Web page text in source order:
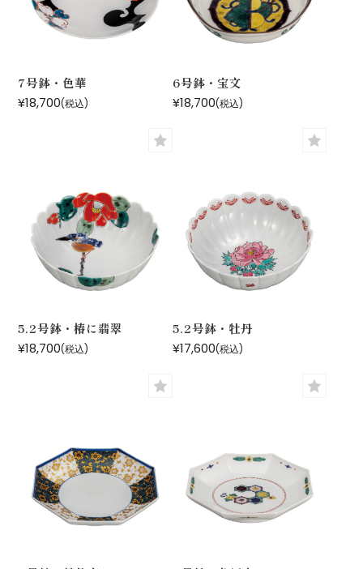
7号鉢・色華
¥18,700(税込)
6号鉢・宝文
¥18,700(税込)
5.2号鉢・椿に翡翠
¥18,700(税込)
5.2号鉢・牡丹
¥17,600(税込)